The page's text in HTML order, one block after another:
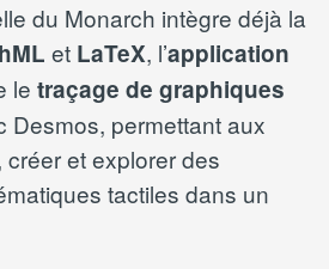
du Monarch intègre déjà la
et LaTeX, l’application
le traçage de graphiques
Desmos, permettant aux
et explorer des
tactiles dans un